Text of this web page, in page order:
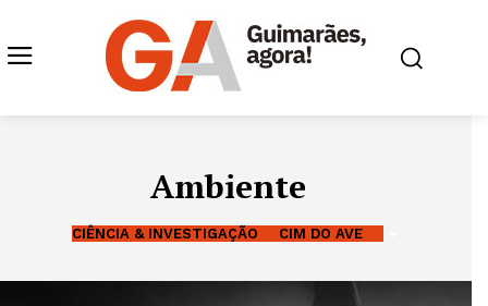
Ambiente
CIÊNCIA & INVESTIGAÇÃO CIM DO AVE